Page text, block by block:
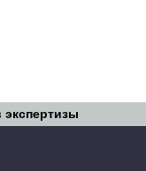
экспертизы